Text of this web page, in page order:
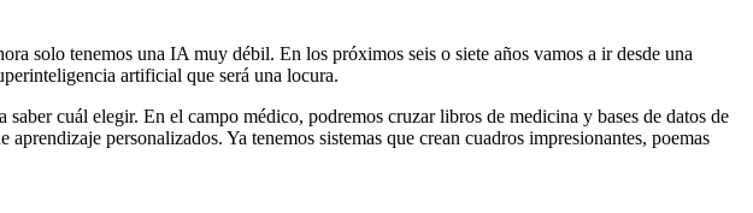
solo tenemos una IA muy débil. En los próximos seis o siete años vamos a ir desde una
artificial que será una locura.
cuál elegir. En el campo médico, podremos cruzar libros de medicina y bases de datos de
personalizados. Ya tenemos sistemas que crean cuadros impresionantes, poemas